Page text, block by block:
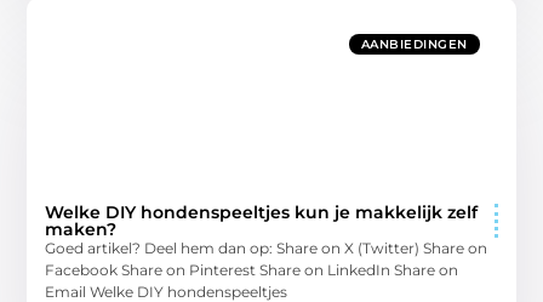
AANBIEDINGEN
Welke DIY hondenspeeltjes kun je makkelijk zelf
maken?
Goed artikel? Deel hem dan op: Share on X (Twitter) Share on
Facebook Share on Pinterest Share on LinkedIn Share on
Email Welke DIY hondenspeeltjes